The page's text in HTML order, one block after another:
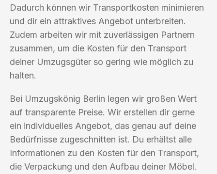
Dadurch können wir Transportkosten minimieren
und dir ein attraktives Angebot unterbreiten.
Zudem arbeiten wir mit zuverlässigen Partnern
zusammen, um die Kosten für den Transport
deiner Umzugsgüter so gering wie möglich zu
halten.
Bei Umzugskönig Berlin legen wir großen Wert
auf transparente Preise. Wir erstellen dir gerne
ein individuelles Angebot, das genau auf deine
Bedürfnisse zugeschnitten ist. Du erhältst alle
Informationen zu den Kosten für den Transport,
die Verpackung und den Aufbau deiner Möbel.